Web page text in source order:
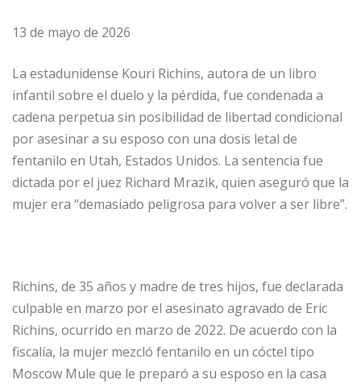
13 de mayo de 2026
La estadunidense Kouri Richins, autora de un libro
infantil sobre el duelo y la pérdida, fue condenada a
cadena perpetua sin posibilidad de libertad condicional
por asesinar a su esposo con una dosis letal de
fentanilo en Utah, Estados Unidos. La sentencia fue
dictada por el juez Richard Mrazik, quien aseguró que la
mujer era “demasiado peligrosa para volver a ser libre”.
Richins, de 35 años y madre de tres hijos, fue declarada
culpable en marzo por el asesinato agravado de Eric
Richins, ocurrido en marzo de 2022. De acuerdo con la
fiscalía, la mujer mezcló fentanilo en un cóctel tipo
Moscow Mule que le preparó a su esposo en la casa